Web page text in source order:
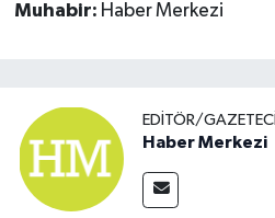
Muhabir: Haber Merkezi
EDITÖR/GAZETECI
Haber Merkezi